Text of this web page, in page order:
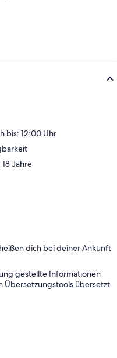
bis: 12:00 Uhr
Jahre
dich bei deiner Ankunft
gestellte Informationen
Übersetzungstools übersetzt.